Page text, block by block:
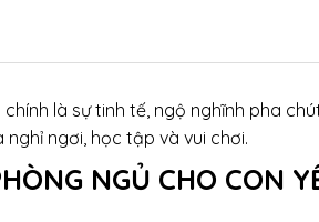
là sự tinh tế, ngộ nghĩnh pha
ngơi, học tập và vui chơi.
NGỦ CHO CON